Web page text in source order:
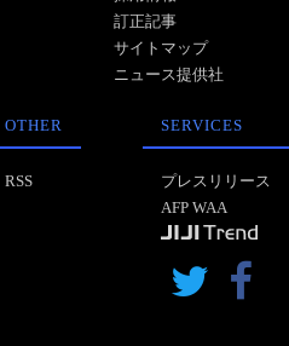
訂正記事
サイトマップ
ニュース提供社
OTHER
RSS
SERVICES
プレスリリース
AFP WAA